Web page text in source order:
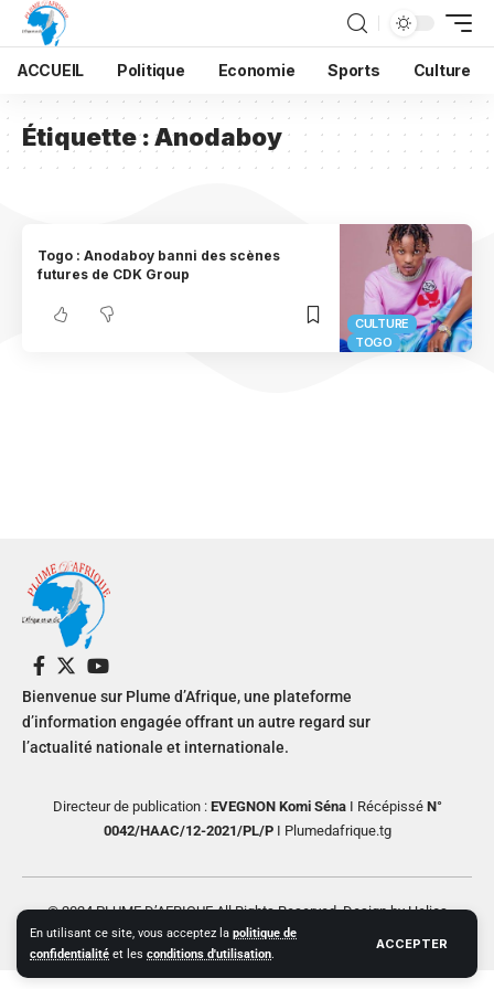
En utilisant ce site, vous acceptez la politique de
confidentialité et les conditions d'utilisation.
ACCEPTER
ACCUEIL Politique Economie Sports Culture
Étiquette :Anodaboy
CULTURE
TOGO
Togo : Anodaboy banni des scènes
futures de CDK Group
Bienvenue sur Plume d’Afrique, une plateforme
d’information engagée offrant un autre regard sur
l’actualité nationale et internationale.
Directeur de publication : EVEGNON Komi SénaI RécépisséN°
0042/HAAC/12-2021/PL/PI Plumedafrique.tg
© 2024 PLUME D’AFRIQUE All Rights Reserved. Design by Helios
Creative